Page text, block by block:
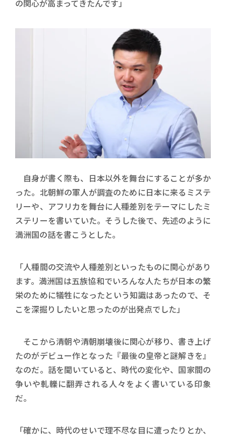
の関心が高まってきたんです」
自身が書く際も、日本以外を舞台にすることが多か
った。北朝鮮の軍人が調査のために日本に来るミステ
リーや、アフリカを舞台に人種差別をテーマにしたミ
ステリーを書いていた。そうした後で、先述のように
満洲国の話を書こうとした。
「人種間の交流や人種差別といったものに関心があり
ます。満洲国は五族協和でいろんな人たちが日本の繁
栄のために犠牲になったという知識はあったので、そ
こを深掘りしたいと思ったのが出発点でした」
そこから清朝や清朝崩壊後に関心が移り、書き上げ
たのがデビュー作となった『最後の皇帝と謎解きを』
なのだ。話を聞いていると、時代の変化や、国家間の
争いや軋轢に翻弄される人々をよく書いている印象
だ。
「確かに、時代のせいで理不尽な目に遭ったりとか、